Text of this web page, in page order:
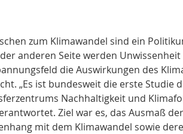
zum Klimawandel sind ein
anderen Seite werden
die Auswirkungen des
„Es ist bundesweit die erste Studie
Nachhaltigkeit und
Ziel war es, das Ausmaß
mit dem Klimawandel sowie